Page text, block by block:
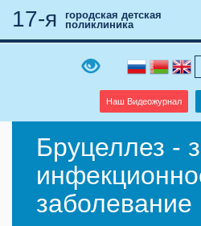
Наш Видеожурнал
17-я
городская детская
поликлиника
Бруцеллез -
заболевание